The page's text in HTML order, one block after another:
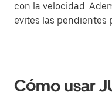
con la velocidad.
evites las pendientes
Cómo usar